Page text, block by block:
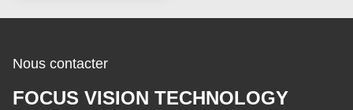
Nous contacter
FOCUS VISION TECHNOLOGY